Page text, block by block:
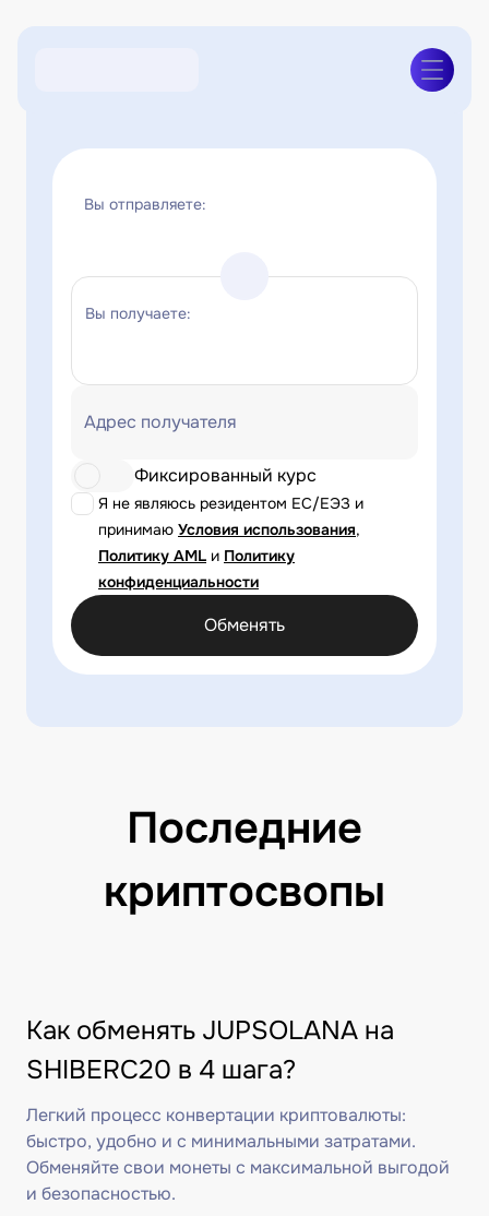
Вы отправляете:
Вы получаете:
Адрес получателя
Я не являюсь резидентом ЕС/ЕЭЗ и
принимаю Условия использования,
Политику AML и Политику
конфиденциальности
Фиксированный курс
Обменять
Последние
криптосвопы
Как обменять JUPSOLANA на
SHIBERC20 в 4 шага?
Легкий процесс конвертации криптовалюты:
быстро, удобно и с минимальными затратами.
Обменяйте свои монеты с максимальной выгодой
и безопасностью.